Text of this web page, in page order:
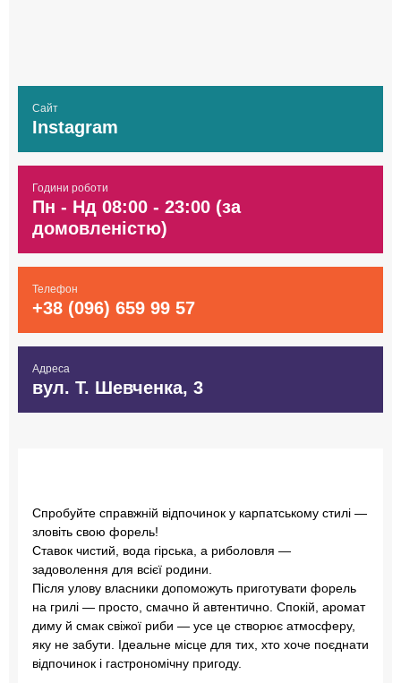
Instagram
Сайт
Пн - Нд 08:00 - 23:00 (за
домовленістю)
Години роботи
+38 (096) 659 99 57
Телефон
вул. Т. Шевченка, 3
Адреса
Спробуйте справжній відпочинок у карпатському стилі —
зловіть свою форель!
Ставок чистий, вода гірська, а риболовля —
задоволення для всієї родини.
Після улову власники допоможуть приготувати форель
на грилі — просто, смачно й автентично. Спокій, аромат
диму й смак свіжої риби — усе це створює атмосферу,
яку не забути. Ідеальне місце для тих, хто хоче поєднати
відпочинок і гастрономічну пригоду.